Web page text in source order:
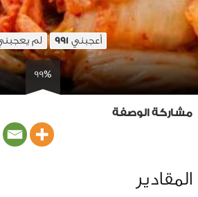
أعجبني 991 لم
99%
مشاركة الوصفة
المقادير